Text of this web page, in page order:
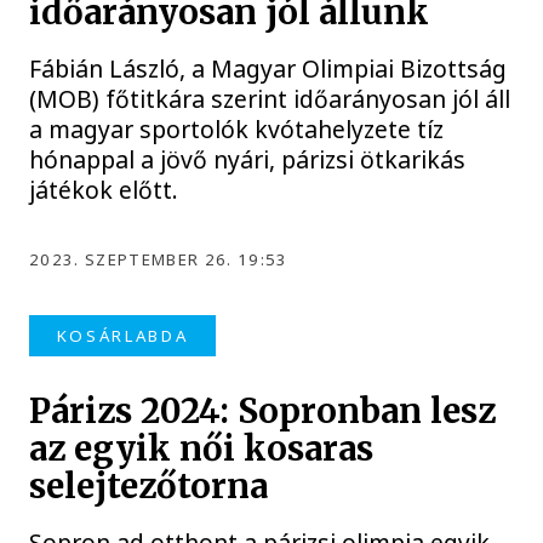
időarányosan jól állunk
Fábián László, a Magyar Olimpiai Bizottság
(MOB) főtitkára szerint időarányosan jól áll
a magyar sportolók kvótahelyzete tíz
hónappal a jövő nyári, párizsi ötkarikás
játékok előtt.
2023. SZEPTEMBER 26. 19:53
KOSÁRLABDA
Párizs 2024: Sopronban lesz
az egyik női kosaras
selejtezőtorna